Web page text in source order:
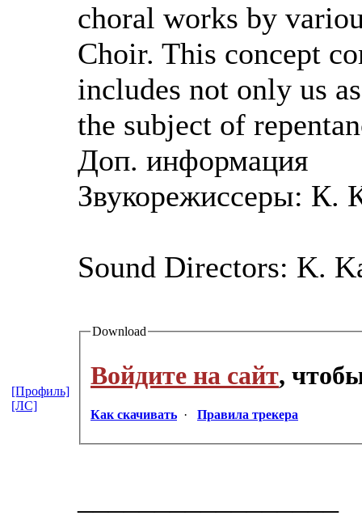
choral works by
Choir. This concept
includes not only us
the subject of
Доп. информация
Звукорежиссеры: К.
Sound Directors: K.
Download
Войдите на сайт,
Как скачивать · Правила трекера
[Профиль]
[ЛС]